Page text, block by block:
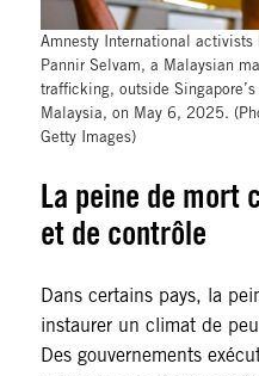
Amnesty International
Pannir Selvam, a Malaysian
trafficking, outside
Malaysia, on May 6, 2025.
Getty Images)
La peine de mort
et de contrôle
Dans certains pays, la
instaurer un climat de
Des gouvernements